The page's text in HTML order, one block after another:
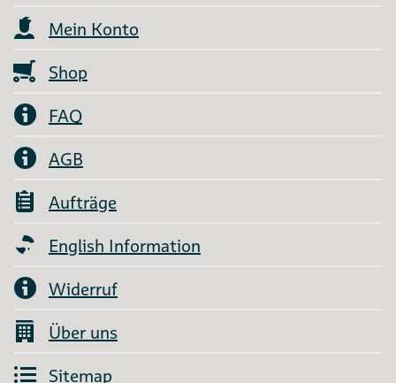
Mein Konto
Shop
FAQ
AGB
Aufträge
English Information
Widerruf
Über uns
Sitemap